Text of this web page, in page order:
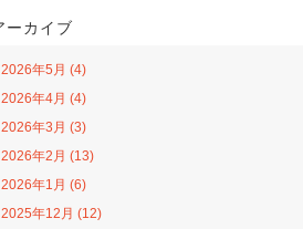
ーカイブ
2026年5月 (4)
2026年4月 (4)
2026年3月 (3)
2026年2月 (13)
2026年1月 (6)
2025年12月 (12)